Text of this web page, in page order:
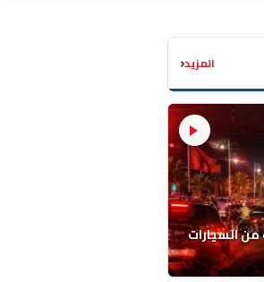
المزيد‹
من السيارات